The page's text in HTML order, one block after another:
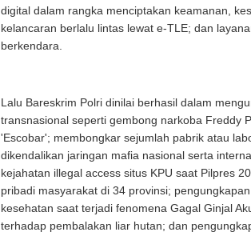
digital dalam rangka menciptakan keamanan,
kelancaran berlalu lintas lewat e-TLE; dan
berkendara.
Lalu Bareskrim Polri dinilai berhasil dalam
transnasional seperti gembong narkoba Freddy
'Escobar'; membongkar sejumlah pabrik atau
dikendalikan jaringan mafia nasional serta
kejahatan illegal access situs KPU saat Pilpres
pribadi masyarakat di 34 provinsi;
kesehatan saat terjadi fenomena Gagal Ginjal
terhadap pembalakan liar hutan; dan